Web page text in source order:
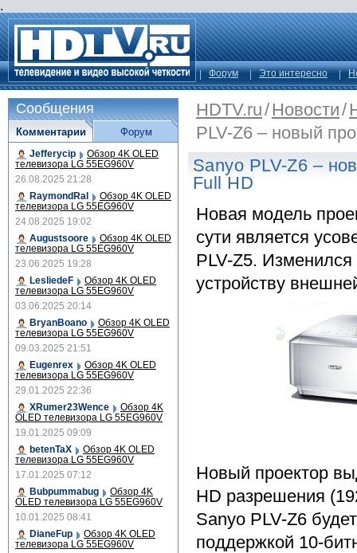
.
Форум Это интересно
HDTV.ru/Новости/
PLV-Z6 – новый
Sanyo PLV-Z6 –
Full HD
Новая модель
сути является
PLV-Z5.
устройству
Новый проектор
HD разрешения
Sanyo PLV-Z6
поддержкой 10-
Сообщения
Комментарии
Jefferycip Обзор 4K OLED
телевизора LG 55EG960V
26.08.2025 21:28
RaymondRal
Обзор 4K OLED
телевизора LG 55EG960V
24.08.2025 19:02
Augustsoore
Обзор 4K OLED
телевизора LG 55EG960V
23.06.2025 19:28
LesliedeF
Обзор 4K OLED
телевизора LG 55EG960V
03.06.2025 20:14
BryanBoano
Обзор 4K OLED
телевизора LG 55EG960V
09.03.2025 21:51
Eugenrex
Обзор 4K OLED
телевизора LG 55EG960V
29.01.2025 22:36
XRumer23Wence
Обзор 4K
OLED телевизора LG 55EG960V
19.01.2025 09:09
betenTaX
Обзор 4K OLED
телевизора LG 55EG960V
17.01.2025 07:12
Bubpummabug
Обзор 4K
OLED телевизора LG 55EG960V
10.01.2025 08:41
DianeFup
Обзор 4K OLED
телевизора LG 55EG960V
Форум